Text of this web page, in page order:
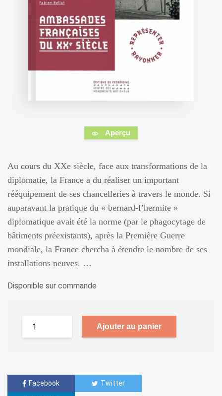
Aperçu
Au cours du XXe siècle, face aux transformations de la
diplomatie, la France a du réaliser un important
rééquipement de ses chancelleries à travers le monde. Si
auparavant la pratique du « bernard-l’hermite »
diplomatique avait été la norme (par le phagocytage de
bâtiments préexistants), après la Première Guerre
mondiale, la France chercha à étendre le nombre de ses
installations neuves. …
Disponible sur commande
Ajouter au panier
Facebook Twitter